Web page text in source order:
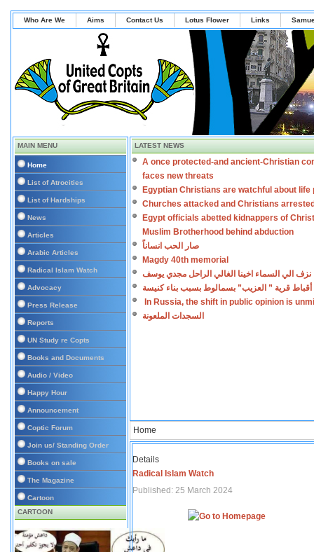
Who Are We Aims Contact Us Lotus Flower Links
MAIN MENU
Home
List of Atrocities
List of Hardships
News
Articles
Arabic Articles
Radical Islam Watch
Advocacy
Press Release
Reports
UN Study re Copts
Books and Documents
Audio / Video
Happy Hour
Announcement
Coptic Forum
Join us/ Standing Order
Books on sale
The Magazine
Cartoon
CARTOON
LATEST NEWS
A once protected-and ancient-Christian
faces new threats
Egyptian Christians are watchful about life
Churches attacked and Christians
Egypt officials abetted kidnappers of
Muslim Brotherhood behind abduction
صار الحب انساناً
Magdy 40th memorial
نزف الي السماء اخينا الغالي الراحل مجدي يوسف
أقباط قرية ” العزيب” بسمالوط بسبب بناء كنيسة
In Russia, the shift in public opinion is
السجدات الملعونة
Home
Details
Radical Islam Watch
Published: 25 March 2024